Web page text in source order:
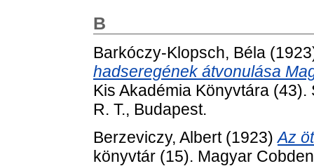
B
Barkóczy-Klopsch, Béla
hadseregének átvonulása
Kis Akadémia Könyvtára
R. T., Budapest.
Berzeviczy, Albert(1923)Az
könyvtár (15). Magyar